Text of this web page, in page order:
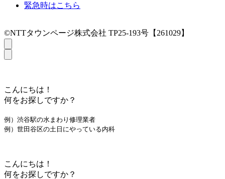
緊急時はこちら
©NTTタウンページ株式会社 TP25-193号【261029】
こんにちは！
何をお探しですか？
例）渋谷駅の水まわり修理業者
例）世田谷区の土日にやっている内科
こんにちは！
何をお探しですか？